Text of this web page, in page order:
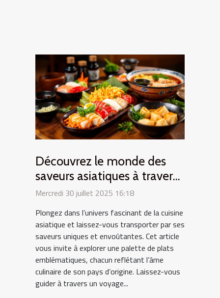
Découvrez le monde des
saveurs asiatiques à travers
des plats typiques
Mercredi 30 juillet 2025 16:18
Plongez dans l’univers fascinant de la cuisine
asiatique et laissez-vous transporter par ses
saveurs uniques et envoûtantes. Cet article
vous invite à explorer une palette de plats
emblématiques, chacun reflétant l’âme
culinaire de son pays d’origine. Laissez-vous
guider à travers un voyage...